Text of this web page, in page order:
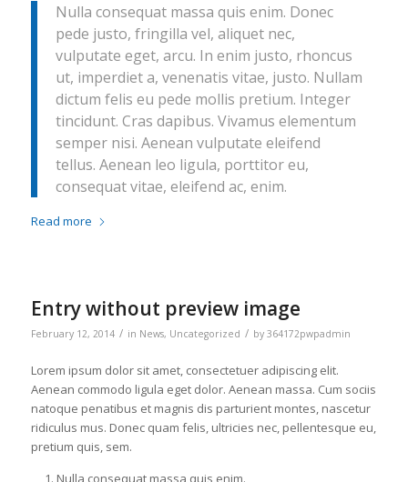
Nulla consequat massa quis enim. Donec
pede justo, fringilla vel, aliquet nec,
vulputate eget, arcu. In enim justo, rhoncus
ut, imperdiet a, venenatis vitae, justo. Nullam
dictum felis eu pede mollis pretium. Integer
tincidunt. Cras dapibus. Vivamus elementum
semper nisi. Aenean vulputate eleifend
tellus. Aenean leo ligula, porttitor eu,
consequat vitae, eleifend ac, enim.
Read more
Entry without preview image
February 12, 2014 / in News, Uncategorized / by 364172pwpadmin
Lorem ipsum dolor sit amet, consectetuer adipiscing elit.
Aenean commodo ligula eget dolor. Aenean massa. Cum sociis
natoque penatibus et magnis dis parturient montes, nascetur
ridiculus mus. Donec quam felis, ultricies nec, pellentesque eu,
pretium quis, sem.
Nulla consequat massa quis enim.